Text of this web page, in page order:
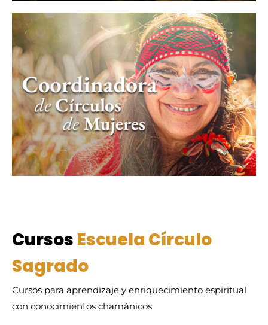
Cursos Escuela Círculo
Sagrado
Cursos para aprendizaje y enriquecimiento espiritual
con conocimientos chamánicos